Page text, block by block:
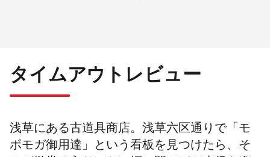
タイムアウトレビュー
浅草にある古道具商店。浅草六区通りで「モ
ボモガ御用達」という看板を見つけたら、そ